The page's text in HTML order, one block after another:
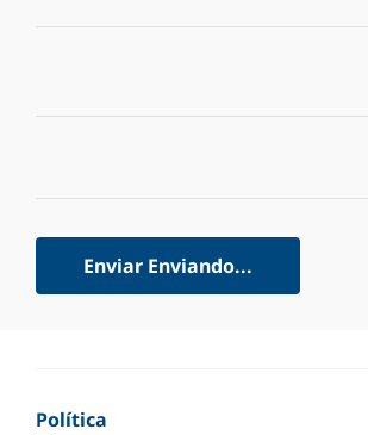
Enviar Enviando...
Política